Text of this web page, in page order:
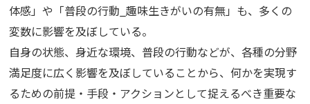
体感」や「普段の行動_趣味生きがいの有無」も、多くの
変数に影響を及ぼしている。
自身の状態、身近な環境、普段の行動などが、各種の分野
満足度に広く影響を及ぼしていることから、何かを実現す
るための前提・手段・アクションとして捉えるべき重要な